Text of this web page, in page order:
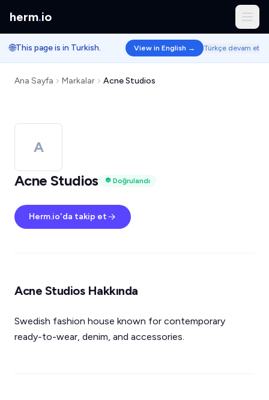
herm.io
🌐This page is in Turkish. View in English → Türkçe devam et
Ana Sayfa Markalar Acne Studios
A
Acne Studios
Doğrulandı
Herm.io'da takip et
Acne Studios Hakkında
Swedish fashion house known for contemporary
ready-to-wear, denim, and accessories.